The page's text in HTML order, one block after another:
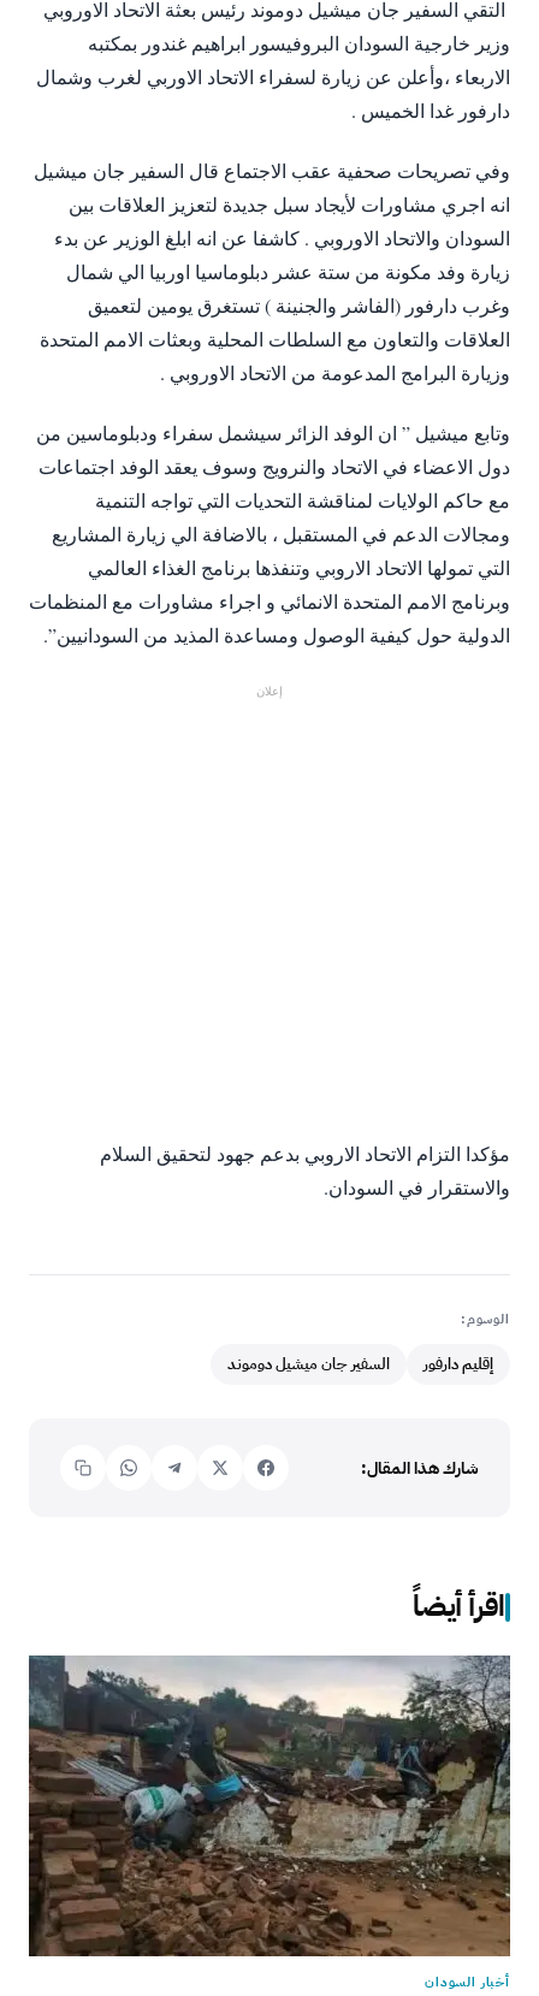
وزير خارجية السودان البروفيسور ابراهيم غندور بمكتبه
الاربعاء ،وأعلن عن زيارة لسفراء الاتحاد الاوربي لغرب وشمال
دارفور غدا الخميس . ‬
انه اجري مشاورات لأيجاد سبل جديدة لتعزيز العلاقات بين
السودان والاتحاد الاوروبي . كاشفا عن انه ابلغ الوزير عن بدء
زيارة وفد مكونة من ستة عشر دبلوماسيا اوربيا الي شمال
وغرب دارفور (الفاشر والجنينة ) تستغرق يومين لتعميق
العلاقات والتعاون مع السلطات المحلية وبعثات الامم المتحدة
وزيارة البرامج المدعومة من الاتحاد الاوروبي .‬
دول الاعضاء في الاتحاد والنرويج وسوف يعقد الوفد اجتماعات
مع حاكم الولايات لمناقشة التحديات التي تواجه التنمية
ومجالات الدعم في المستقبل ، بالاضافة الي زيارة المشاريع
التي تمولها الاتحاد الاروبي وتنفذها برنامج الغذاء العالمي
وبرنامج الامم المتحدة الانمائي و اجراء مشاورات مع المنظمات
الدولية حول كيفية الوصول ومساعدة المذيد من السودانيين”.‬
إعلان
والاستقرار في السودان.‬
الوسوم:
إقليم دارفور السفير جان ميشيل دوموند
شارك هذا المقال:
اقرأ أيضاً
أخبار السودان